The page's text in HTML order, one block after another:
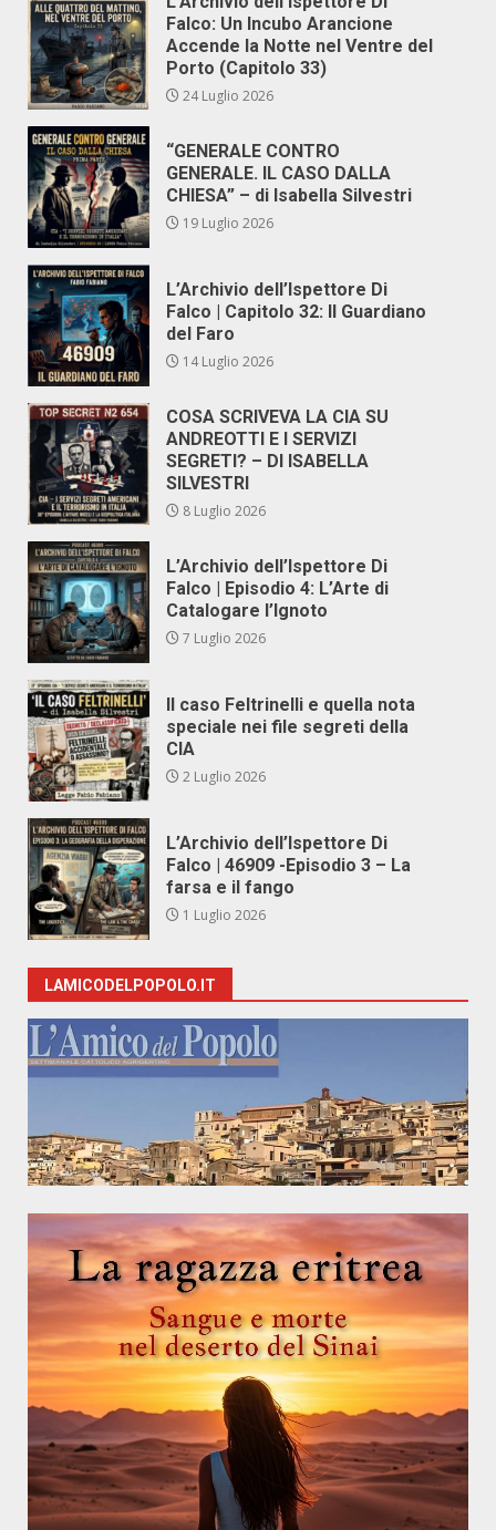
Falco: Un Incubo Arancione
Accende la Notte nel Ventre del
Porto (Capitolo 33)
24 Luglio 2026
“GENERALE CONTRO
GENERALE. IL CASO DALLA
CHIESA” – di Isabella Silvestri
19 Luglio 2026
L’Archivio dell’Ispettore Di
Falco | Capitolo 32: Il Guardiano
del Faro
14 Luglio 2026
COSA SCRIVEVA LA CIA SU
ANDREOTTI E I SERVIZI
SEGRETI? – DI ISABELLA
SILVESTRI
8 Luglio 2026
L’Archivio dell’Ispettore Di
Falco | Episodio 4: L’Arte di
Catalogare l’Ignoto
7 Luglio 2026
Il caso Feltrinelli e quella nota
speciale nei file segreti della
CIA
2 Luglio 2026
L’Archivio dell’Ispettore Di
Falco | 46909 -Episodio 3 – La
farsa e il fango
1 Luglio 2026
LAMICODELPOPOLO.IT